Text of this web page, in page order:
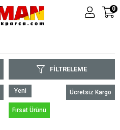
0
FILTRELEME
Ücretsiz Kargo
Yeni
Ürün
Fırsat Ürünü